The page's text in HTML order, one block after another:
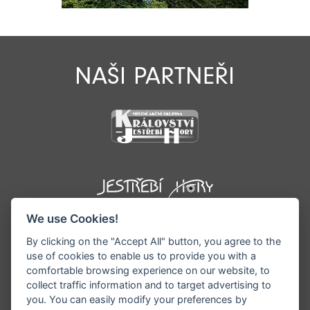
NAŠI PARTNEŘI
We use Cookies!
By clicking on the "Accept All" button, you agree to the
use of cookies to enable us to provide you with a
comfortable browsing experience on our website, to
collect traffic information and to target advertising to
you. You can easily modify your preferences by